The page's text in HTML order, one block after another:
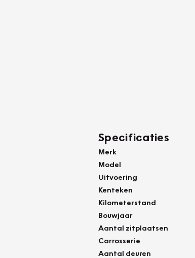
Specificaties
Merk
Model
Uitvoering
Kenteken
Kilometerstand
Bouwjaar
Aantal zitplaatsen
Carrosserie
Aantal deuren